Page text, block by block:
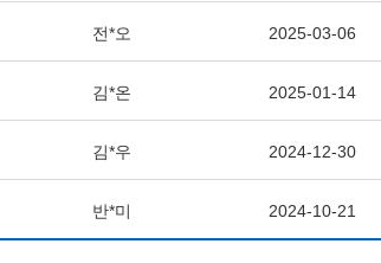
전*오 2025-03-06
김*온 2025-01-14
김*우 2024-12-30
반*미 2024-10-21